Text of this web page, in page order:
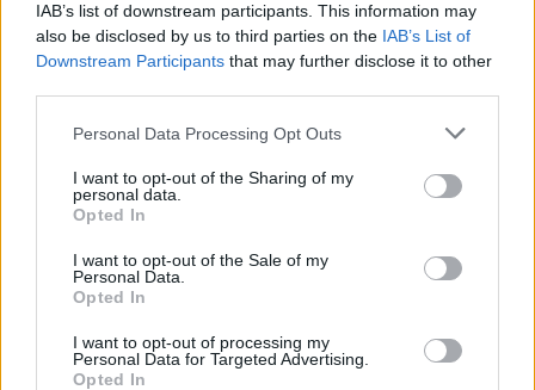
IAB’s list of downstream participants. This information may
also be disclosed by us to third parties on the IAB’s List of
Downstream Participants that may further disclose it to other
Personal Data Processing Opt Outs
I want to opt-out of the Sharing of my
personal data.
Opted In
I want to opt-out of the Sale of my
Personal Data.
Opted In
I want to opt-out of processing my
Personal Data for Targeted Advertising.
Opted In
„A társas lény minden nézőben
megbújik”